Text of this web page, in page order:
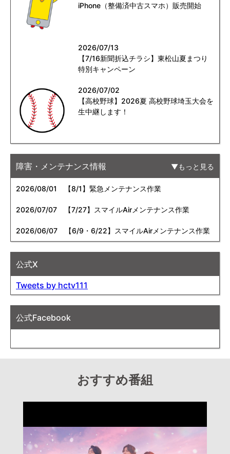
iPhone（整備済中古スマホ）販売開始
2026/07/13
【7/16新聞折込チラシ】東松山夏まつり
特別キャンペーン
2026/07/02
【高校野球】2026夏 高校野球埼玉大会を
生中継します！
障害・メンテナンス情報 もっと見る
2026/08/01 【8/1】緊急メンテナンス作業
2026/07/07 【7/27】スマイルAirメンテナンス作業
2026/06/07 【6/9・6/22】スマイルAirメンテナンス作業
公式X
Tweets by hctv111
公式Facebook
おすすめ番組